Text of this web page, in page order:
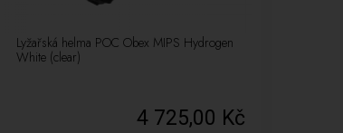
Lyžařská helma POC Obex MIPS Hydrogen
White (clear)
4 725,00 Kč